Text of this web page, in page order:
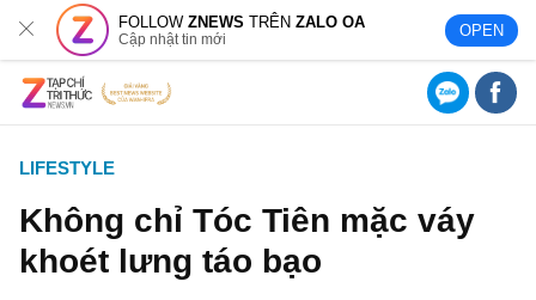
FOLLOWZNEWS TRÊNZALO OA
Cập nhật tin mới OPEN
LIFESTYLE
Không chỉ Tóc Tiên mặc váy
khoét lưng táo bạo